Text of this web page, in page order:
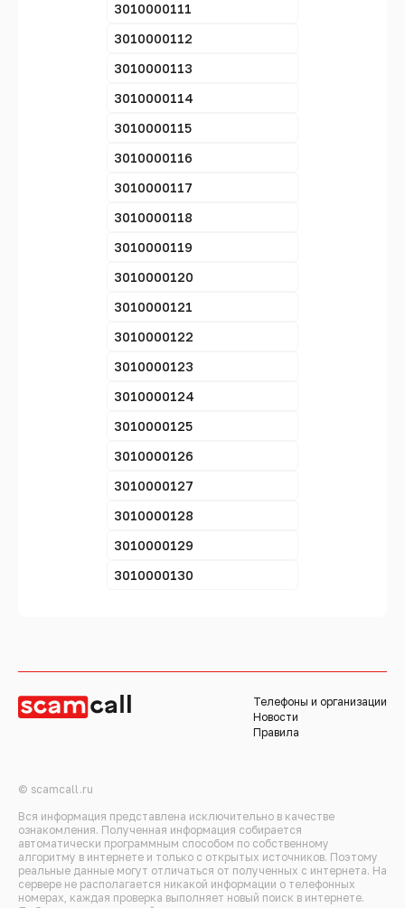
3010000111
3010000112
3010000113
3010000114
3010000115
3010000116
3010000117
3010000118
3010000119
3010000120
3010000121
3010000122
3010000123
3010000124
3010000125
3010000126
3010000127
3010000128
3010000129
3010000130
Телефоны и организации
Новости
Правила
© scamcall.ru
Вся информация представлена исключительно в качестве
ознакомления. Полученная информация собирается
автоматически программным способом по собственному
алгоритму в интернете и только с открытых источников. Поэтому
реальные данные могут отличаться от полученных с интернета. На
сервере не располагается никакой информации о телефонных
номерах, каждая проверка выполняет новый поиск в интернете.